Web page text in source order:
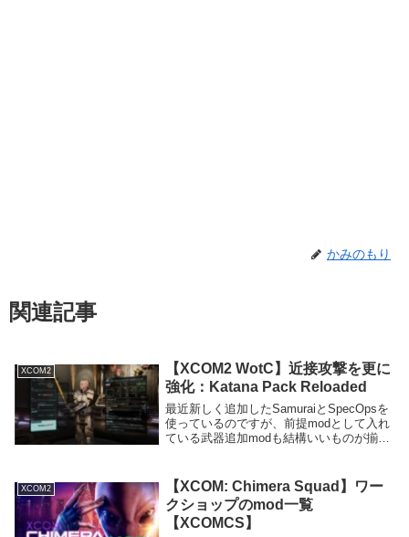
かみのもり
関連記事
XCOM2
【XCOM2 WotC】近接攻撃を更に
強化：Katana Pack Reloaded
最近新しく追加したSamuraiとSpecOpsを
使っているのですが、前提modとして入れ
ている武器追加modも結構いいものが揃っ
Reloadedで...
XCOM2
【XCOM: Chimera Squad】ワー
クショップのmod一覧
【XCOMCS】